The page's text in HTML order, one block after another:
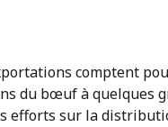
comptent
du bœuf à quelques
efforts sur la